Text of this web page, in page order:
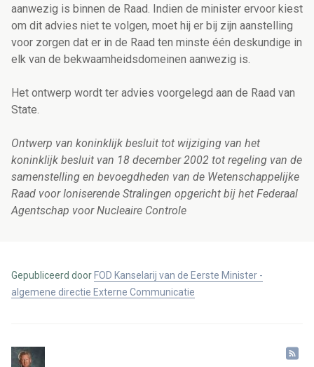
aanwezig is binnen de Raad. Indien de minister ervoor kiest
om dit advies niet te volgen, moet hij er bij zijn aanstelling
voor zorgen dat er in de Raad ten minste één deskundige in
elk van de bekwaamheidsdomeinen aanwezig is.
Het ontwerp wordt ter advies voorgelegd aan de Raad van
State.
Ontwerp van koninklijk besluit tot wijziging van het
koninklijk besluit van 18 december 2002 tot regeling van de
samenstelling en bevoegdheden van de Wetenschappelijke
Raad voor Ioniserende Stralingen opgericht bij het Federaal
Agentschap voor Nucleaire Controle
Gepubliceerd door FOD Kanselarij van de Eerste Minister -
algemene directie Externe Communicatie